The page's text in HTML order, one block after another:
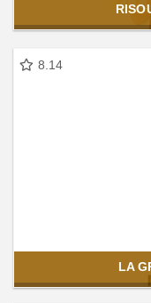
8.14
LA